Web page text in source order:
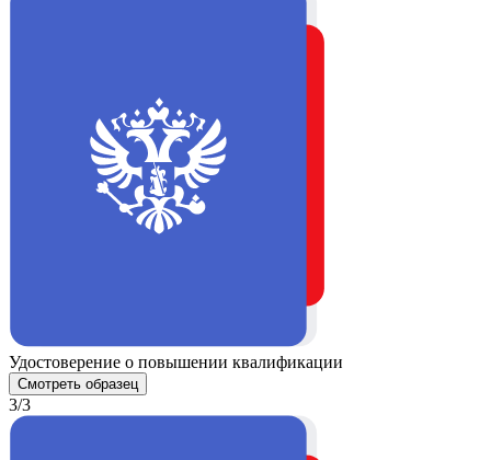
Удостоверение о повышении квалификации
Смотреть образец
3/3